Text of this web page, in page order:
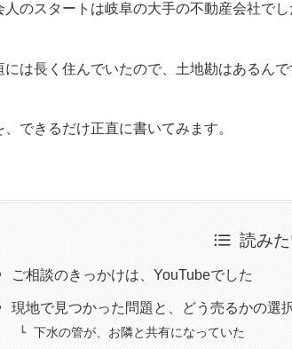
人のスタートは岐阜の大手の不動産会社でし
には長く住んでいたので、土地勘はあるんで
できるだけ正直に書いてみます。
読み
ご相談のきっかけは、YouTubeでした
現地で見つかった問題と、どう売るかの選
下水の管が、お隣と共有になっていた